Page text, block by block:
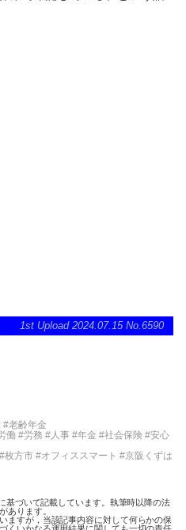
1st Upload 2024.07.15 No.6590
#老齢年金
働 #労務 #人事 #年金 #社会保険 #安心
方市 #オフィススマート #京阪くずは
基づいて記載しています。執筆時以降の法
あります。
ますが，当該記事内容に対して何らかの保
くいかなる運用結果に関しても一切の責任